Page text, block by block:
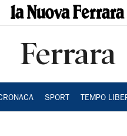
Ferrara
SPORT TEMPO